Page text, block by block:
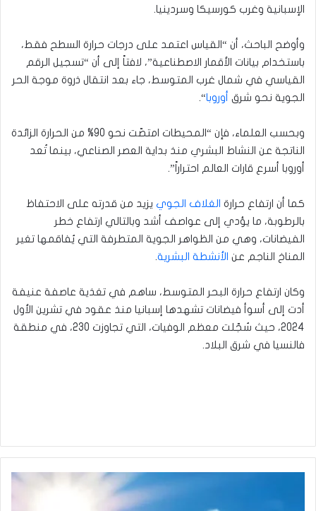
الإسبانية وغرب كورسيكا وسردينيا.
وأوضح الباحث، أن “القياس اعتمد على درجات حرارة السطح فقط،
باستخدام بيانات الأقمار الاصطناعية”، لافتاً إلى أن “تسجيل الرقم
القياسي في شمال غرب المتوسط، جاء بعد انتقال ذروة موجة الحر
الجوية نحو شرق أوروبا“.
وبحسب العلماء، فإن “المحيطات امتصّت نحو 90% من الحرارة الزائدة
الناتجة عن النشاط البشري منذ بداية العصر الصناعي، بينما تُعد
أوروبا أسرع قارات العالم احتراراً”.
كما أن ارتفاع حرارة الغلاف الجوي يزيد من قدرته على الاحتفاظ
بالرطوبة، ما يؤدي إلى عواصف أشد وبالتالي ارتفاع خطر
الفيضانات، وهي من الظواهر الجوية المتطرفة التي يُفاقمها تغير
المناخ الناجم عن الأنشطة البشرية.
وكان ارتفاع حرارة البحر المتوسط، ساهم في تغذية عاصفة عنيفة
أدت إلى أسوأ فيضانات تشهدها إسبانيا منذ عقود في تشرين الأول
2024، حيث سُجّلت معظم الوفيات، التي تجاوزت 230، في منطقة
فالنسيا في شرق البلاد.